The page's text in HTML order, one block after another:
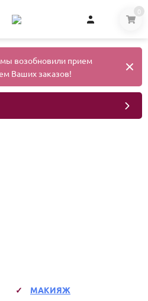
0
возобновили прием
Ваших заказов!
МАКИЯЖ